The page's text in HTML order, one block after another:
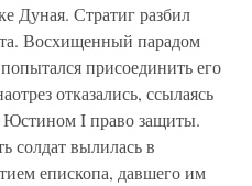
Дуная. Стратиг разбил
Восхищенный парадом
присоединить его
отказались, ссылаясь
Юстином I право защиты.
солдат вылилась в
епископа, давшего им